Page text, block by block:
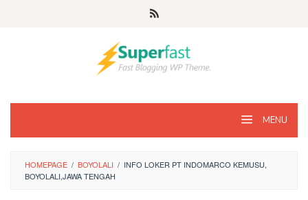
MENU
HOMEPAGE / BOYOLALI / INFO LOKER PT INDOMARCO KEMUSU,
BOYOLALI,JAWA TENGAH